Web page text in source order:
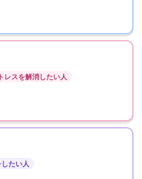
レスを解消したい人
たい人